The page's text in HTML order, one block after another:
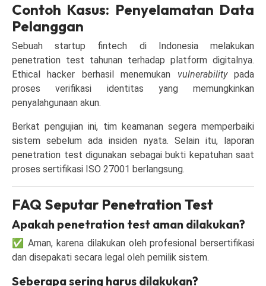
Contoh Kasus: Penyelamatan Data
Pelanggan
Sebuah startup fintech di Indonesia melakukan
penetration test tahunan terhadap platform digitalnya.
Ethical hacker berhasil menemukan vulnerabilitypada
proses verifikasi identitas yang memungkinkan
penyalahgunaan akun.
Berkat pengujian ini, tim keamanan segera memperbaiki
sistem sebelum ada insiden nyata. Selain itu, laporan
penetration test digunakan sebagai bukti kepatuhan saat
proses sertifikasi ISO 27001 berlangsung.
FAQ Seputar Penetration Test
Apakah penetration test aman dilakukan?
✅ Aman, karena dilakukan oleh profesional bersertifikasi
dan disepakati secara legal oleh pemilik sistem.
Seberapa sering harus dilakukan?